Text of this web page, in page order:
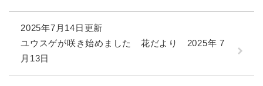
2025年7月14日更新
ユウスゲが咲き始めました 花だより 2025年 7
月13日